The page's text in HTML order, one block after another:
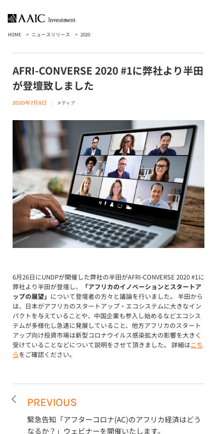
HOME ニュースリリース 2020
AFRI-CONVERSE 2020 #1に弊社より半田
が登壇致しました
2020年7月8日 メディア
6月26日にUNDPが開催した弊社の半田がAFRI-CONVERSE 2020 #1に
弊社より半田が登壇し、
「アフリカのイノベーションとスタートア
ップの展望」 について登壇者の方々と議論を行いました。 半田から
は、日本がアフリカのスタートアップ・エコシステムに大きなイン
パクトを与えていることや、中国企業も参入し始めるなどエコシス
テムが多様化し急速に発展していること、他方アフリカのスタート
アップ向け投資市場は新型コロナウイルス感染拡大の影響を大きく
受けていることなどについて説明をさせて頂きました。 詳細はこち
らをご確認ください。
PREVIOUS
緊急告知「アフターコロナ(AC)のアフリカ経済はどう
なるか？」ウェビナーを開催いたします。